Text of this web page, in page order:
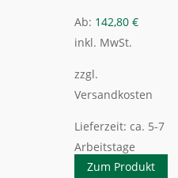
Ab: 142,80 €
inkl. MwSt.
zzgl.
Versandkosten
Lieferzeit: ca. 5-7
Arbeitstage
Zum Produkt